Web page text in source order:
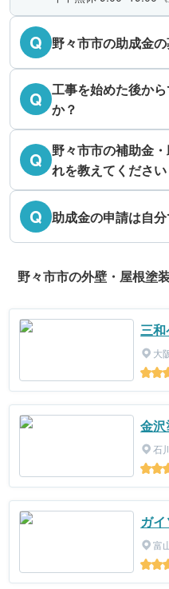
Q 野々市市の助成金
Q 工事を始めた後か
か？
Q 野々市市の補助金
れを教えてください
Q 助成金の申請は自
野々市市の外壁・屋根塗
三
大
金
石
ガ
富